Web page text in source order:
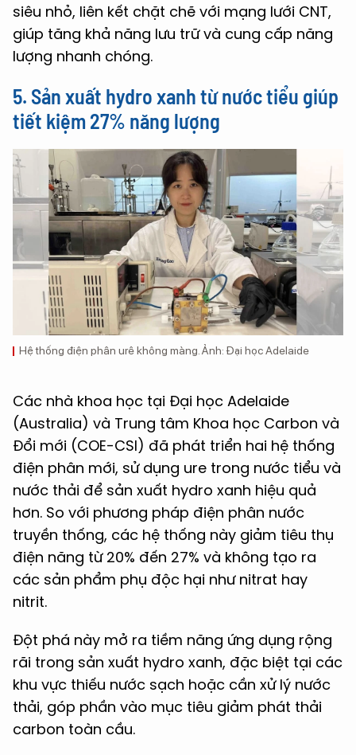
siêu nhỏ, liên kết chặt chẽ với mạng lưới CNT,
giúp tăng khả năng lưu trữ và cung cấp năng
lượng nhanh chóng.
5. Sản xuất hydro xanh từ nước tiểu giúp
tiết kiệm 27% năng lượng
Hệ thống điện phân urê không màng. Ảnh: Đại học Adelaide
Các nhà khoa học tại Đại học Adelaide
(Australia) và Trung tâm Khoa học Carbon và
Đổi mới (COE-CSI) đã phát triển hai hệ thống
điện phân mới, sử dụng ure trong nước tiểu và
nước thải để sản xuất hydro xanh hiệu quả
hơn. So với phương pháp điện phân nước
truyền thống, các hệ thống này giảm tiêu thụ
điện năng từ 20% đến 27% và không tạo ra
các sản phẩm phụ độc hại như nitrat hay
nitrit.
Đột phá này mở ra tiềm năng ứng dụng rộng
rãi trong sản xuất hydro xanh, đặc biệt tại các
khu vực thiếu nước sạch hoặc cần xử lý nước
thải, góp phần vào mục tiêu giảm phát thải
carbon toàn cầu.